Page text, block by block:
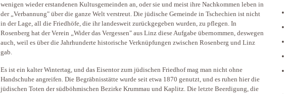
wenigen wieder erstandenen Kultusgemeinden an, oder sie und meist ihre Nachkommen leben in
der „Verbannung" über die ganze Welt verstreut. Die jüdische Gemeinde in Tschechien ist nicht
in der Lage, all die Friedhöfe, die ihr landesweit zurückgegeben wurden, zu pflegen. In
Rosenberg hat der Verein „Wider das Vergessen" aus Linz diese Aufgabe übernommen, deswegen
auch, weil es über die Jahrhunderte historische Verknüpfungen zwischen Rosenberg und Linz
gab.
Es ist ein kalter Wintertag, und das Eisentor zum jüdischen Friedhof mag man nicht ohne
Handschuhe angreifen. Die Begräbnisstätte wurde seit etwa 1870 genutzt, und es ruhen hier die
jüdischen Toten der südböhmischen Bezirke Krummau und Kaplitz. Die letzte Beerdigung, die